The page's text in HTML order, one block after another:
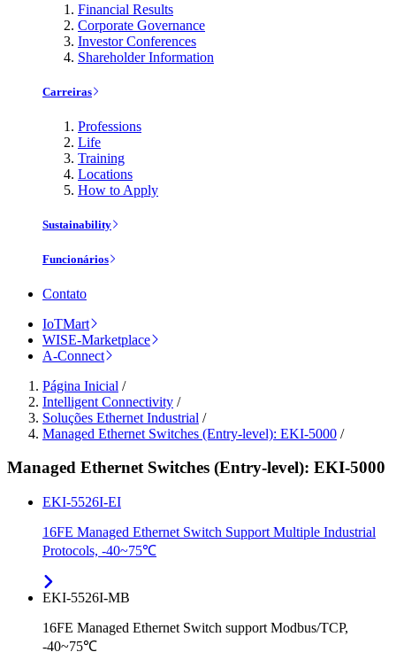
Financial Results
Corporate Governance
Investor Conferences
Shareholder Information
Carreiras
Professions
Life
Training
Locations
How to Apply
Sustainability
Funcionários
Contato
IoTMart
WISE-Marketplace
A-Connect
Página Inicial /
Intelligent Connectivity /
Soluções Ethernet Industrial /
Managed Ethernet Switches (Entry-level): EKI-5000 /
Managed Ethernet Switches (Entry-level): EKI-5000
EKI-5526I-EI
16FE Managed Ethernet Switch Support Multiple Industrial
Protocols, -40~75℃
EKI-5526I-MB
16FE Managed Ethernet Switch support Modbus/TCP,
-40~75℃